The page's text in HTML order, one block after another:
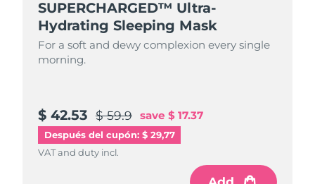
SUPERCHARGED™ Ultra-
Hydrating Sleeping Mask
For a soft and dewy complexion every single
morning.
$ 42.53 $ 59.9 save $ 17.37
Después del cupón: $ 29,77
VAT and duty incl.